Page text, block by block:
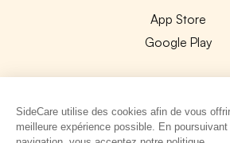
App Store
Google Play
SideCare utilise des cookies afin de vous
meilleure expérience possible. En poursuivant